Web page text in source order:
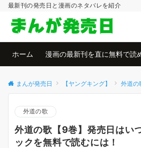
最新刊の発売日と漫画のネタバレを紹介
ホーム 漫画の最新刊を直に無料で読
まんが発売日 【ヤングキング】 外道の
外道の歌
外道の歌【9巻】発売日はい
ックを無料で読むには！